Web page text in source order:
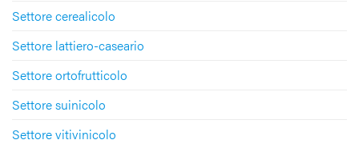
Settore cerealicolo
Settore lattiero-caseario
Settore ortofrutticolo
Settore suinicolo
Settore vitivinicolo